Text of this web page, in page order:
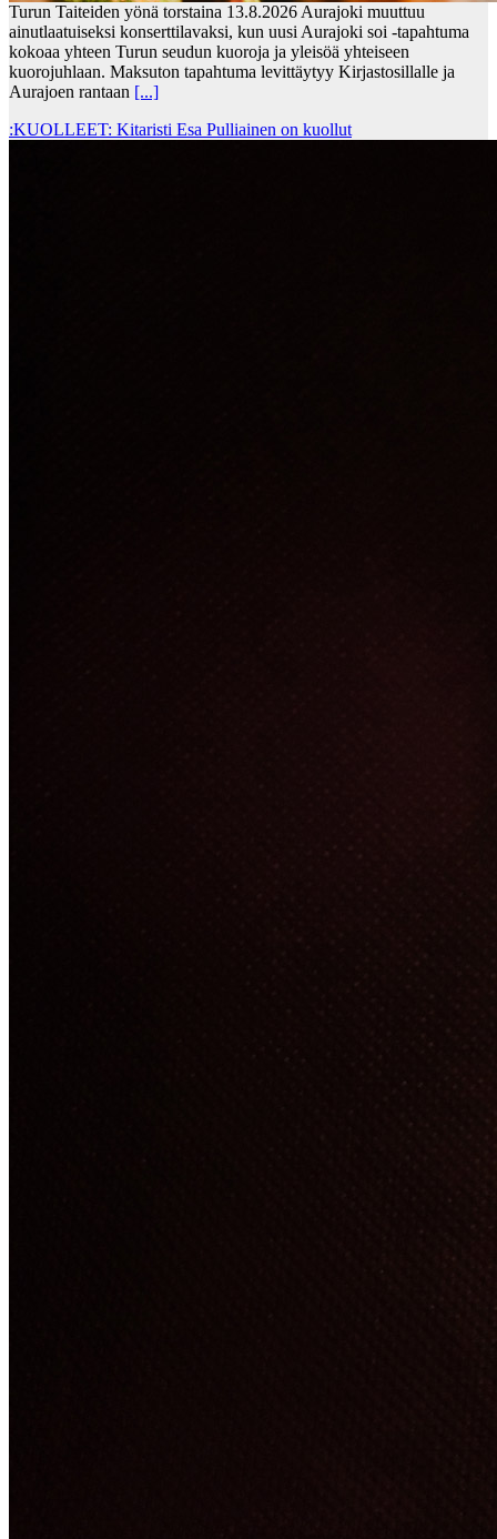
Turun Taiteiden yönä torstaina 13.8.2026 Aurajoki muuttuu
ainutlaatuiseksi konserttilavaksi, kun uusi Aurajoki soi -tapahtuma
kokoaa yhteen Turun seudun kuoroja ja yleisöä yhteiseen
kuorojuhlaan. Maksuton tapahtuma levittäytyy Kirjastosillalle ja
Aurajoen rantaan [...]
:KUOLLEET: Kitaristi Esa Pulliainen on kuollut